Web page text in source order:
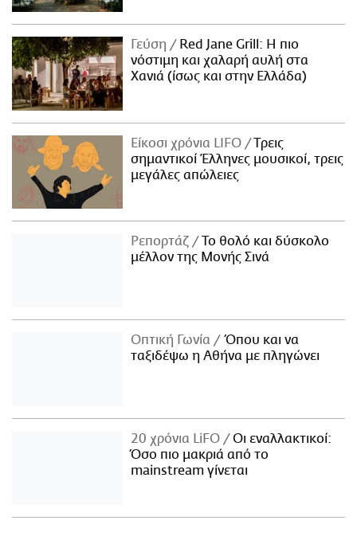
Γεύση
Red Jane Grill: Η πιο
νόστιμη και χαλαρή αυλή στα
Χανιά (ίσως και στην Ελλάδα)
Είκοσι χρόνια LIFO
Tρεις
σημαντικοί Έλληνες μουσικοί, τρεις
μεγάλες απώλειες
Ρεπορτάζ
Το θολό και δύσκολο
μέλλον της Μονής Σινά
Οπτική Γωνία
Όπου και να
ταξιδέψω η Αθήνα με πληγώνει
20 χρόνια LiFO
Οι εναλλακτικοί:
Όσο πιο μακριά από το
mainstream γίνεται